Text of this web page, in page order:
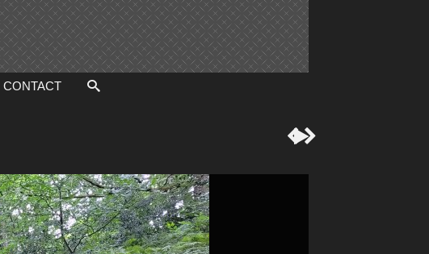
CONTACT
